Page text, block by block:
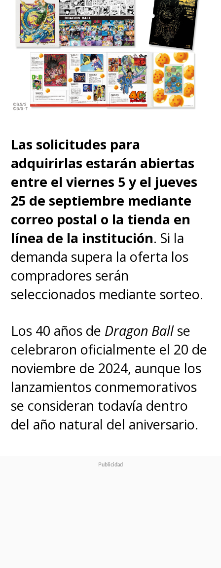
Las solicitudes para
adquirirlas estarán abiertas
entre el viernes 5 y el jueves
25 de septiembre mediante
correo postal o la tienda en
línea de la institución. Si la
demanda supera la oferta los
compradores serán
seleccionados mediante sorteo.
Los 40 años de Dragon Ballse
celebraron oficialmente el 20 de
noviembre de 2024, aunque los
lanzamientos conmemorativos
se consideran todavía dentro
del año natural del aniversario.